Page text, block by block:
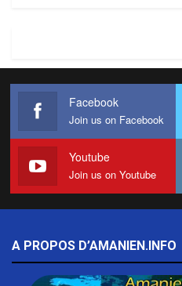
Facebook
Join us on Facebook
Youtube
Join us on Youtube
A PROPOS D’AMANIEN.INFO